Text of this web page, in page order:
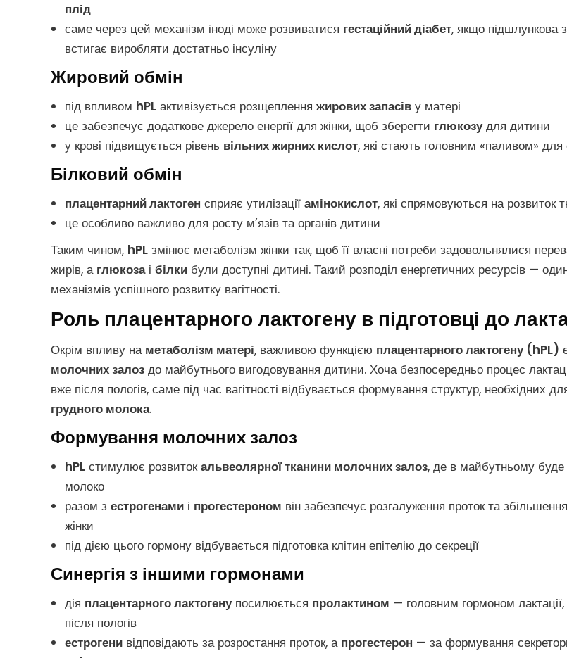
плід
саме через цей механізм іноді може розвиватися гестаційний діабет, якщо підшлункова
встигає виробляти достатньо інсуліну
Жировий обмін
під впливом hPL активізується розщеплення жирових запасів у матері
це забезпечує додаткове джерело енергії для жінки, щоб зберегти глюкозудля дитини
у крові підвищується рівень вільних жирних кислот, які стають головним «паливом» для
Білковий обмін
плацентарний лактоген сприяє утилізації амінокислот, які спрямовуються на розвиток
це особливо важливо для росту м’язів та органів дитини
Таким чином, hPL змінює метаболізм жінки так, щоб її власні потреби задовольнялися
жирів, а глюкозаі білки були доступні дитині. Такий розподіл енергетичних ресурсів —
механізмів успішного розвитку вагітності.
Роль плацентарного лактогену в підготовці до
Окрім впливу на метаболізм матері, важливою функцією плацентарного лактогену (hPL)
молочних залоз до майбутнього вигодовування дитини. Хоча безпосередньо процес
вже після пологів, саме під час вагітності відбувається формування структур, необхідних
грудного молока.
Формування молочних залоз
hPL стимулює розвитокальвеолярної тканини молочних залоз, де в майбутньому
молоко
разом з естрогенами і прогестероном він забезпечує розгалуження проток та
жінки
під дією цього гормону відбувається підготовка клітин епітелію до секреції
Синергія з іншими гормонами
дія плацентарного лактогенупосилюється пролактином — головним гормоном
після пологів
естрогени відповідають за розростання проток, а прогестерон — за формування